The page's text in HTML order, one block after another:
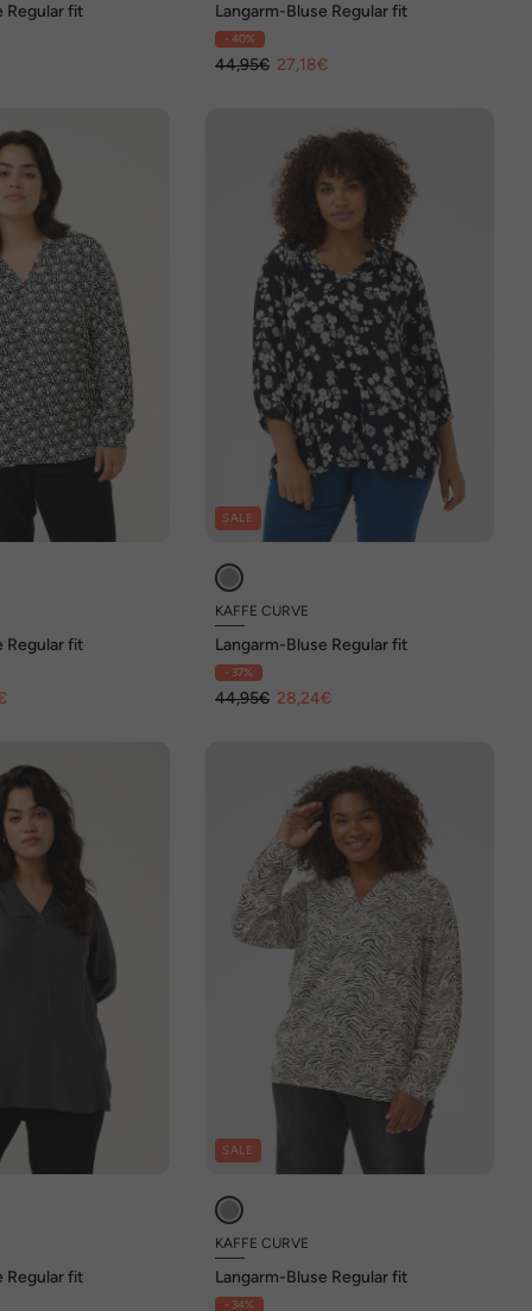
Regular fit Langarm-Bluse Regular fit
- 40%
44,95€ 27,18€
Regular fit
SALE
KAFFE CURVE
Langarm-Bluse Regular fit
- 37%
44,95€ 28,24€
Regular fit
SALE
KAFFE CURVE
Langarm-Bluse Regular fit
- 34%